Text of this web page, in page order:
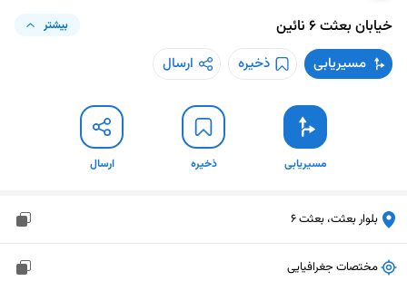
خیابان بعثت 6 نائین بیشتر
مسیریابی ذخیره ارسال
مسیریابی ذخیره ارسال
بلوار بعثت، بعثت 6
مختصات جغرافیایی